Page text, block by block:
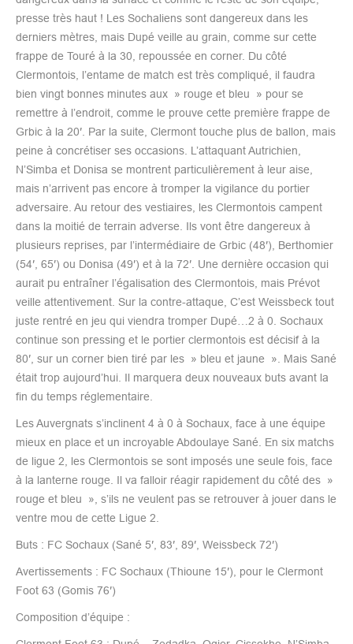
presse très haut ! Les Sochaliens sont dangereux dans les
derniers mètres, mais Dupé veille au grain, comme sur cette
frappe de Touré à la 30, repoussée en corner. Du côté
Clermontois, l’entame de match est très compliqué, il faudra
bien vingt bonnes minutes aux » rouge et bleu » pour se
remettre à l’endroit, comme le prouve cette première frappe de
Grbic à la 20′. Par la suite, Clermont touche plus de ballon, mais
peine à concrétiser ses occasions. L’attaquant Autrichien,
N’Simba et Donisa se montrent particulièrement à leur aise,
mais n’arrivent pas encore à tromper la vigilance du portier
adversaire. Au retour des vestiaires, les Clermontois campent
dans la moitié de terrain adverse. Ils vont être dangereux à
plusieurs reprises, par l’intermédiaire de Grbic (48′), Berthomier
(54′, 65′) ou Donisa (49′) et à la 72′. Une dernière occasion qui
aurait pu entraîner l’égalisation des Clermontois, mais Prévot
veille attentivement. Sur la contre-attaque, C’est Weissbeck tout
juste rentré en jeu qui viendra tromper Dupé…2 à 0. Sochaux
continue son pressing et le portier clermontois est décisif à la
80′, sur un corner bien tiré par les » bleu et jaune ». Mais Sané
était trop aujourd’hui. Il marquera deux nouveaux buts avant la
fin du temps réglementaire.
Les Auvergnats s’inclinent 4 à 0 à Sochaux, face à une équipe
mieux en place et un incroyable Abdoulaye Sané. En six matchs
de ligue 2, les Clermontois se sont imposés une seule fois, face
à la lanterne rouge. Il va falloir réagir rapidement du côté des »
rouge et bleu », s’ils ne veulent pas se retrouver à jouer dans le
ventre mou de cette Ligue 2.
Buts : FC Sochaux (Sané 5′, 83′, 89′, Weissbeck 72′)
Avertissements : FC Sochaux (Thioune 15′), pour le Clermont
Foot 63 (Gomis 76′)
Composition d’équipe :